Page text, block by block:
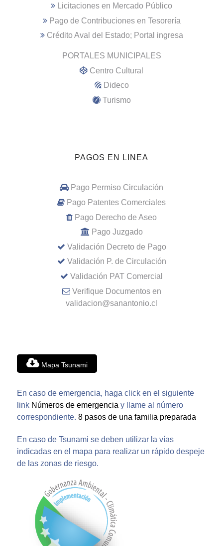
Licitaciones en Mercado Público
Pago de Contribuciones en Tesorería
Crédito Aval del Estado; Portal ingresa
PORTALES MUNICIPALES
Centro Cultural
Dideco
Turismo
PAGOS EN LINEA
Pago Permiso Circulación
Pago Patentes Comerciales
Pago Derecho de Aseo
Pago Juzgado
Validación Decreto de Pago
Validación P. de Circulación
Validación PAT Comercial
Verifique Documentos en
validacion@sanantonio.cl
Mapa Tsunami
En caso de emergencia, haga click en el siguiente
link Números de emergencia y llame al número
correspondiente. 8 pasos de una familia preparada
En caso de Tsunami se deben utilizar la vías
indicadas en el mapa para realizar un rápido despeje
de las zonas de riesgo.